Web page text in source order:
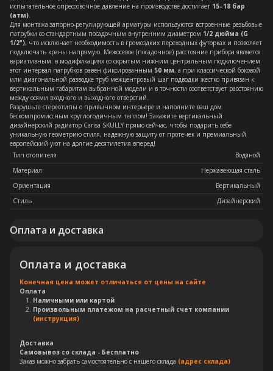
испытательное опрессовочное давление на производстве достигает 15–18 бар
(атм).
Для монтажа запорно-регулирующей арматуры используются встроенные резьбовые
патрубки со стандартным посадочным внутренним диаметром 1/2 дюйма (G
1/2"), что исключает необходимость в громоздких переходных футорках и позволяет
подключать краны напрямую. Межосевое (посадочное) расстояние прибора является
вариативным: в модификациях со скрытым нижним центральным подключением
этот интервал патрубков равен фиксированным 50 мм, а при классической боковой
или диагональной разводке труб межцентровый шаг подводки жестко привязан к
вертикальным габаритам выбранной модели и в точности соответствует расстоянию
между осями входного и выходного отверстий.
Разрушьте стереотипы о привычном интерьере и наполните ваш дом
бескомпромиссным круглогодичным теплом! Закажите вертикальный
дизайнерский радиатор Carisa SKULLY прямо сейчас, чтобы подарить себе
уникальную геометрию стиля, надежную защиту от протечек и премиальный
европейский уют на долгие десятилетия вперед!
Тип отопителя
Водяной
Материал
Нержавеющая сталь
Ориентация
Вертикальный
Стиль
Дизайнерский
Оплата и доставка
Оплата и доставка
Конечная цена может отличаться от цены на сайте
Оплата
Наличными или картой
Произвольным платежом на расчетный счет компании
(инструкция)
Доставка
Самовывоз со склада - Бесплатно
Заказ можно забрать самостоятельно с нашего склада (адрес склада)